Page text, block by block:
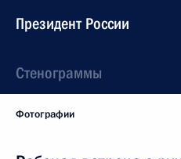
Президент России
Стенограммы
Фотографии